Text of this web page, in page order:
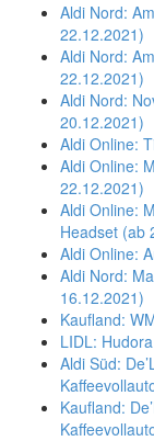
Aldi Nord:
22.12.2021)
Aldi Nord:
22.12.2021)
Aldi Nord:
20.12.2021)
Aldi Online:
Aldi Online:
22.12.2021)
Aldi Online:
Headset (ab
Aldi Online:
Aldi Nord:
16.12.2021)
Kaufland:
LIDL:
Aldi Süd:
Kaufland: